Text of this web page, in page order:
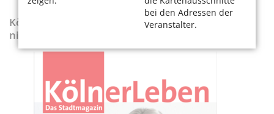
bei den Adressen der
Veranstalter.
KölnerLeben-Sonderausgabe „Wenn die Rente
nicht reicht“